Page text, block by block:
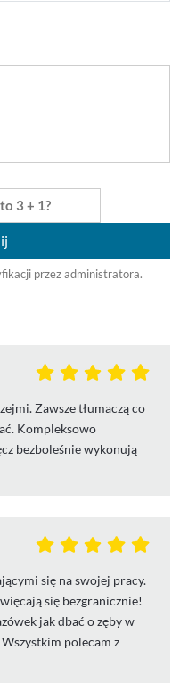
przez administratora.
Zawsze tłumaczą co
Kompleksowo
bezboleśnie wykonują
się na swojej pracy.
się bezgranicznie!
jak dbać o zęby w
polecam z